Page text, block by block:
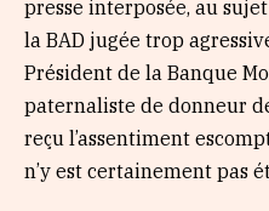
presse interposée, au
la BAD jugée trop
Président de la Banque
paternaliste de donneur
reçu l’assentiment
n’y est certainement pas